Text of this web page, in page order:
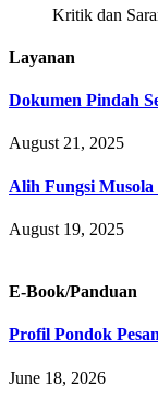
Kritik dan
Layanan
Dokumen Pindah
August 21, 2025
Alih Fungsi
August 19, 2025
E-Book/Panduan
Profil Pondok
June 18, 2026